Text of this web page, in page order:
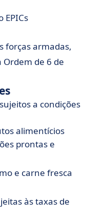
EPICs
forças armadas,
de 6 de
a condições
alimentícios
prontas e
e carne fresca
às taxas de